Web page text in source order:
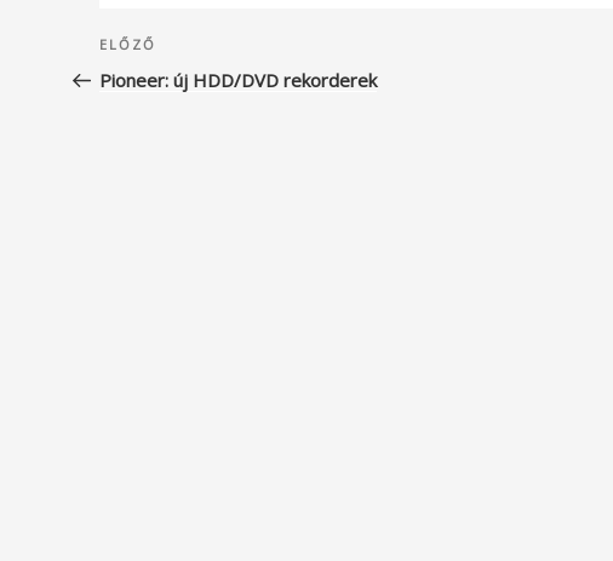
Bejegyzés
navigáció
Korábbi
bejegyzés
ELŐZŐ
Pioneer: új HDD/DVD rekorderek